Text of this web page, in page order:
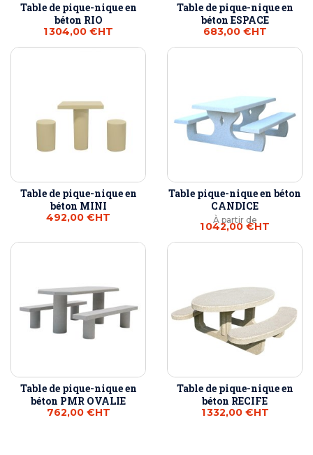
Table de pique-nique en
béton RIO
1 304,00 €HT
Table de pique-nique en
béton ESPACE
683,00 €HT
Table de pique-nique en
béton MINI
492,00 €HT
Table pique-nique en béton
CANDICE
À partir de
1 042,00 €HT
Table de pique-nique en
béton PMR OVALIE
762,00 €HT
Table de pique-nique en
béton RECIFE
1 332,00 €HT